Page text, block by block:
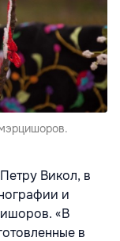
Викол, в
и
«В
в